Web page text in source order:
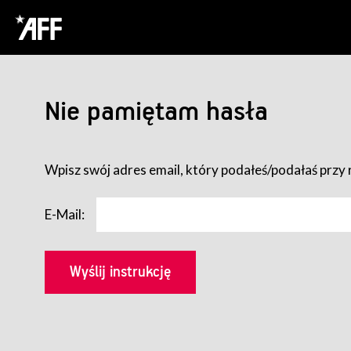
Nie pamiętam hasła
Wpisz swój adres email, który podałeś/podałaś
E-Mail: